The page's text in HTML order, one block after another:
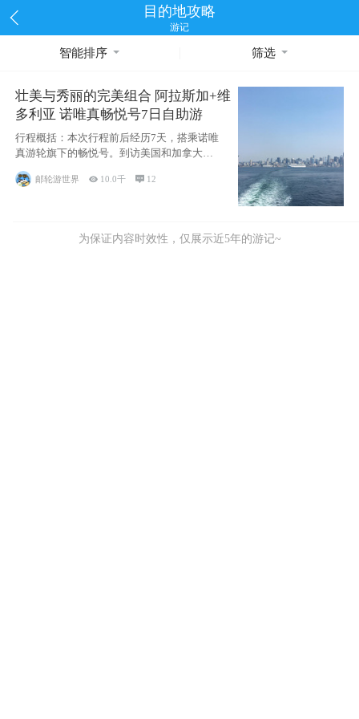
目的地攻略
游记
智能排序 筛选
壮美与秀丽的完美组合 阿拉斯加+维
多利亚 诺唯真畅悦号7日自助游
行程概括：本次行程前后经历7天，搭乘诺唯
真游轮旗下的畅悦号。到访美国和加拿大的4
个州/省：美国华盛顿州
邮轮游世界  10.0千  12
为保证内容时效性，仅展示近5年的游记~